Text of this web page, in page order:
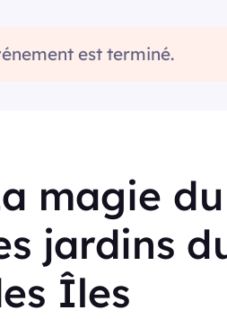
est terminé.
magie
jardins
Îles